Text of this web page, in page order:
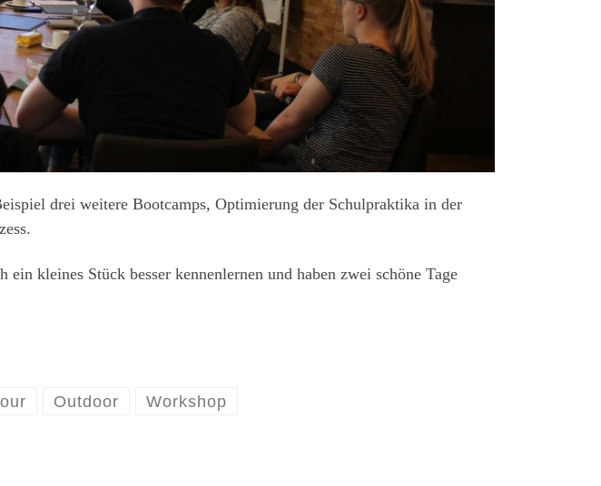
drei weitere Bootcamps, Optimierung der Schulpraktika in der
kleines Stück besser kennenlernen und haben zwei schöne Tage
Outdoor Workshop